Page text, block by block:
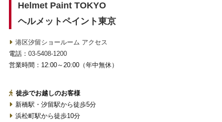
Helmet Paint TOKYO
ヘルメットペイント東京
港区汐留ショールーム アクセス
電話： 03-5408-1200
営業時間：12:00～20:00（年中無休）
徒歩でお越しのお客様
新橋駅・汐留駅から徒歩5分
浜松町駅から徒歩10分